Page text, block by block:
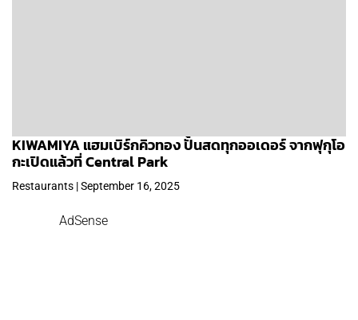
KIWAMIYA แฮมเบิร์กคิวทอง ปั้นสดทุกออเดอร์ จากฟุกุโอ
กะเปิดแล้วที่ Central Park
Restaurants | September 16, 2025
AdSense